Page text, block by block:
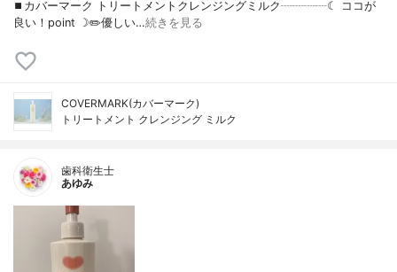
⏹カバーマーク トリートメントクレンジングミルク┈┈┈┈☾ ココが
良い！point ☽✏️優しい…続きを見る
COVERMARK(カバーマーク)
トリートメント クレンジング ミルク
歯科衛生士
あゆみ